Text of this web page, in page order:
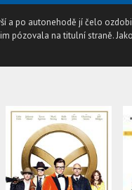
a po autonehodě jí čelo
pózovala na titulní straně.